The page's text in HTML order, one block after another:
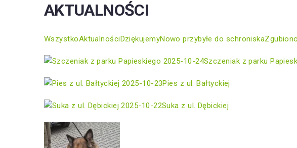
AKTUALNOŚCI
WszystkoAktualnościDziękujemyNowo przybyłe do schroniska
2025-10-24Szczeniak z parku
2025-10-23Pies z ul. Bałtyckiej
2025-10-22Suka z ul. Dębickiej